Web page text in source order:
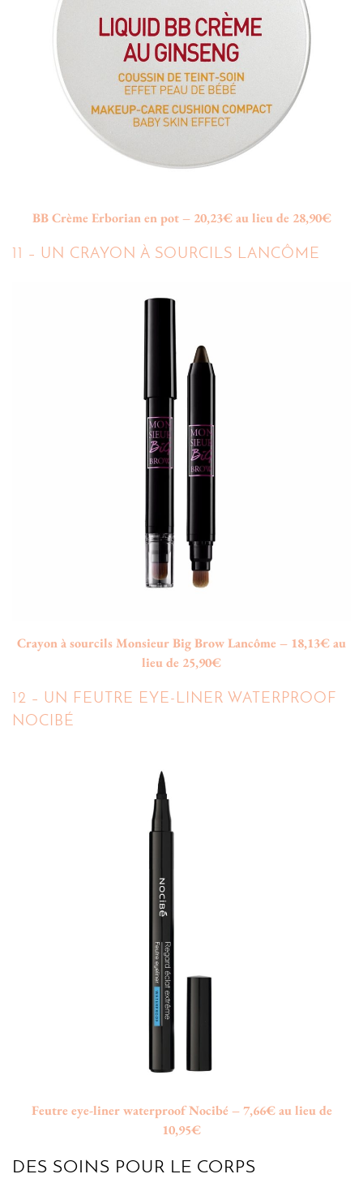
BB Crème Erborian en pot – 20,23€ au lieu de 28,90€
11 – UN CRAYON À SOURCILS LANCÔME
Crayon à sourcils Monsieur Big Brow Lancôme – 18,13€ au
lieu de 25,90€
12 – UN FEUTRE EYE-LINER WATERPROOF
NOCIBÉ
Feutre eye-liner waterproof Nocibé – 7,66€ au lieu de
10,95€
DES SOINS POUR LE CORPS